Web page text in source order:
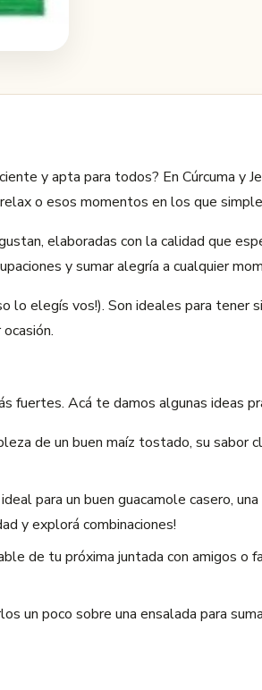
y apta para todos? En Cúrcuma y
o esos momentos en los que
elaboradas con la calidad que
y sumar alegría a cualquier
lo elegís vos!). Son ideales para tener
fuertes. Acá te damos algunas ideas
de un buen maíz tostado, su sabor
para un buen guacamole casero,
y explorá combinaciones!
de tu próxima juntada con amigos o
un poco sobre una ensalada para